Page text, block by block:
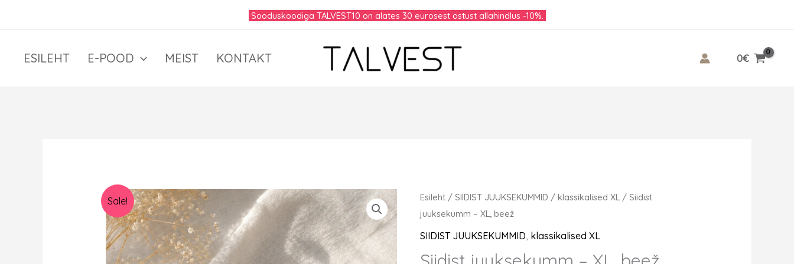
Sooduskoodiga TALVEST10 on alates 30 eurosest ostust allahindlus -10%.
ESILEHT E-POOD MEIST KONTAKT 0€
Sale! Esileht / SIIDIST JUUKSEKUMMID /klassikalised XL / Siidist
juuksekumm – XL, beež
SIIDIST JUUKSEKUMMID, klassikalised XL